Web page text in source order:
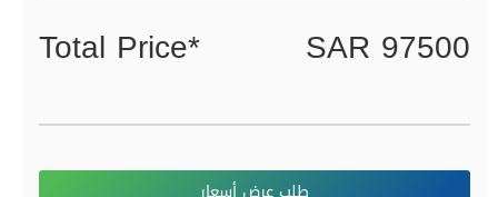
Total Price* SAR 97500